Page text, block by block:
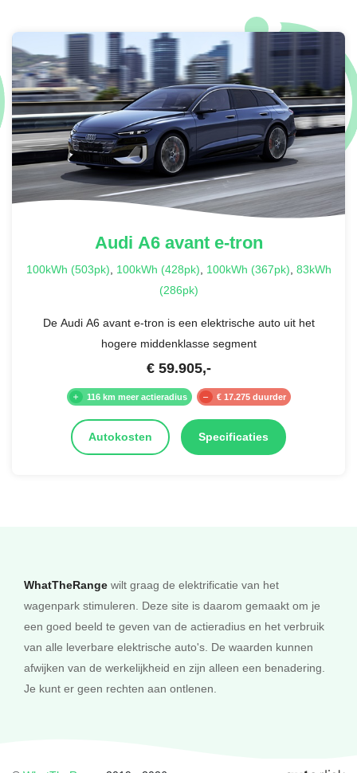
Audi A6 avant e-tron
100kWh (503pk), 100kWh (428pk), 100kWh (367pk), 83kWh
(286pk)
De Audi A6 avant e-tron is een elektrische auto uit het
hogere middenklasse segment
€ 59.905,-
116 km meer actieradius € 17.275 duurder
Autokosten Specificaties
WhatTheRange wilt graag de elektrificatie van het
wagenpark stimuleren. Deze site is daarom gemaakt om je
een goed beeld te geven van de actieradius en het verbruik
van alle leverbare elektrische auto's. De waarden kunnen
afwijken van de werkelijkheid en zijn alleen een benadering.
Je kunt er geen rechten aan ontlenen.